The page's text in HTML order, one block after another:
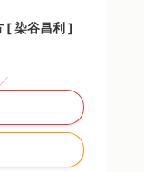
[ 染谷昌利 ]